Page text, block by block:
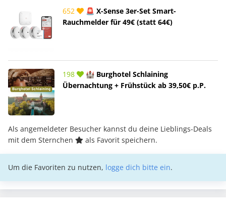
652
🚨 X-Sense 3er-Set Smart-
Rauchmelder für 49€ (statt 64€)
198
🏰 Burghotel Schlaining
Übernachtung + Frühstück ab 39,50€ p.P.
Als angemeldeter Besucher kannst du deine Lieblings-Deals
mit dem Sternchen
als Favorit speichern.
Um die Favoriten zu nutzen, logge dich bitte ein.